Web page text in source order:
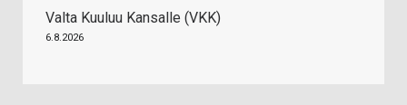
Valta Kuuluu Kansalle (VKK)
6.8.2026